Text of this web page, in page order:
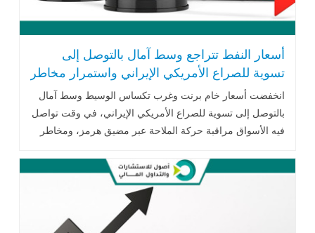
أسعار النفط تتراجع وسط آمال بالتوصل إلى
تسوية للصراع الأمريكي الإيراني واستمرار مخاطر
الإمدادات
انخفضت أسعار خام برنت وغرب تكساس الوسيط وسط آمال
بالتوصل إلى تسوية للصراع الأمريكي الإيراني، في وقت تواصل
فيه الأسواق مراقبة حركة الملاحة عبر مضيق هرمز، ومخاطر